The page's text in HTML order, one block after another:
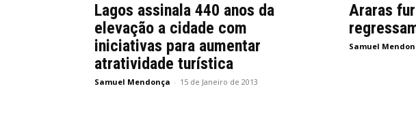
Lagos assinala 440 anos da
elevação a cidade com
iniciativas para aumentar
atratividade turística
Samuel Mendonça - 15 de Janeiro de 2013
Araras
Samuel